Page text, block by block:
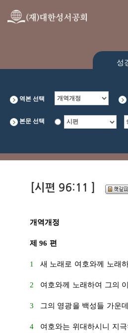
성
역본 선택
본문 선택
[시편 96:11 ]
개역개정
제 96 편
1 새 노래로 여호와께 노래
2 여호와께 노래하여 그의
3 그의 영광을 백성들 가운
4 여호와는 위대하시니 지